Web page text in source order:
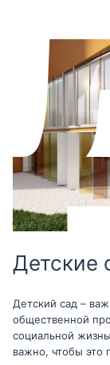
Детские
Детский сад –
общественной
социальной
важно, чтобы это